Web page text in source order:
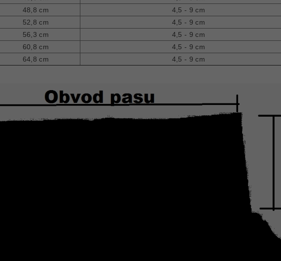
48,8 cm 4,5 - 9 cm
52,8 cm 4,5 - 9 cm
56,3 cm 4,5 - 9 cm
60,8 cm 4,5 - 9 cm
64,8 cm 4,5 - 9 cm